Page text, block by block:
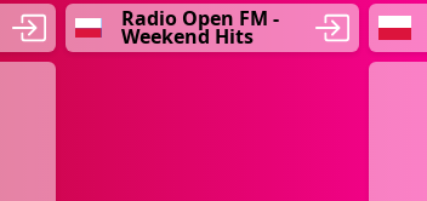
Radio Open FM -
Weekend Hits